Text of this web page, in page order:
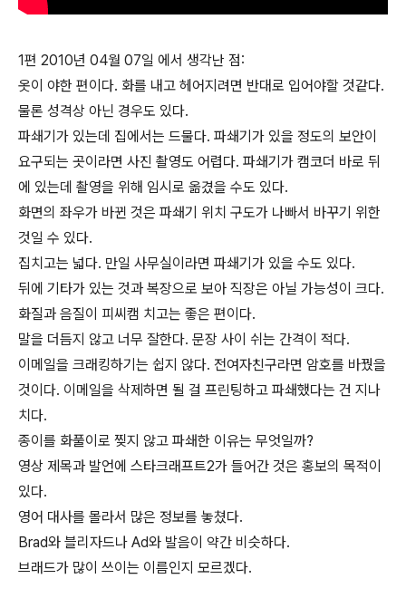
1편 2010년 04월 07일 에서 생각난 점:
옷이 야한 편이다. 화를 내고 헤어지려면 반대로 입어야할 것같다.
물론 성격상 아닌 경우도 있다.
파쇄기가 있는데 집에서는 드물다. 파쇄기가 있을 정도의 보안이
요구되는 곳이라면 사진 촬영도 어렵다. 파쇄기가 캠코더 바로 뒤
에 있는데 촬영을 위해 임시로 옮겼을 수도 있다.
화면의 좌우가 바뀐 것은 파쇄기 위치 구도가 나빠서 바꾸기 위한
것일 수 있다.
집치고는 넓다. 만일 사무실이라면 파쇄기가 있을 수도 있다.
뒤에 기타가 있는 것과 복장으로 보아 직장은 아닐 가능성이 크다.
화질과 음질이 피씨캠 치고는 좋은 편이다.
말을 더듬지 않고 너무 잘한다. 문장 사이 쉬는 간격이 적다.
이메일을 크래킹하기는 쉽지 않다. 전여자친구라면 암호를 바꿨을
것이다. 이메일을 삭제하면 될 걸 프린팅하고 파쇄했다는 건 지나
치다.
종이를 화풀이로 찢지 않고 파쇄한 이유는 무엇일까?
영상 제목과 발언에 스타크래프트2가 들어간 것은 홍보의 목적이
있다.
영어 대사를 몰라서 많은 정보를 놓쳤다.
Brad와 블리자드나 Ad와 발음이 약간 비슷하다.
브래드가 많이 쓰이는 이름인지 모르겠다.